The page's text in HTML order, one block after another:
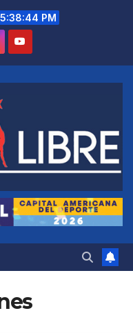
5:38:46 PM